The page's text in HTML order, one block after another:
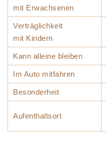
mit Erwachsenen
Verträglichkeit
mit Kindern
Kann alleine bleiben
Im Auto mitfahren
Besonderheit
Aufenthaltsort